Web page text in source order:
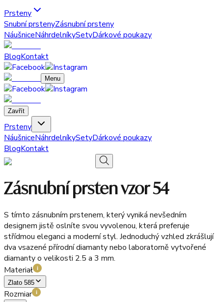
Prsteny
Snubní prstenyZásnubní prsteny
NáušniceNáhrdelníkySetyDárkové poukazy
BlogKontakt
Menu
Zavřít
Prsteny
NáušniceNáhrdelníkySetyDárkové poukazy
BlogKontakt
Zásnubní prsten vzor 54
S tímto zásnubním prstenem, který vyniká nevšedním
designem jistě oslníte svou vyvolenou, která preferuje
střídmou eleganci a moderní styl. Jednoduchý vzhled zkrášlují
dva vsazené přírodní diamanty nebo laboratorně vytvořené
diamanty o velikosti 2.5 a 3 mm.
Materiał
i
Zlato 585
Rozmiar i